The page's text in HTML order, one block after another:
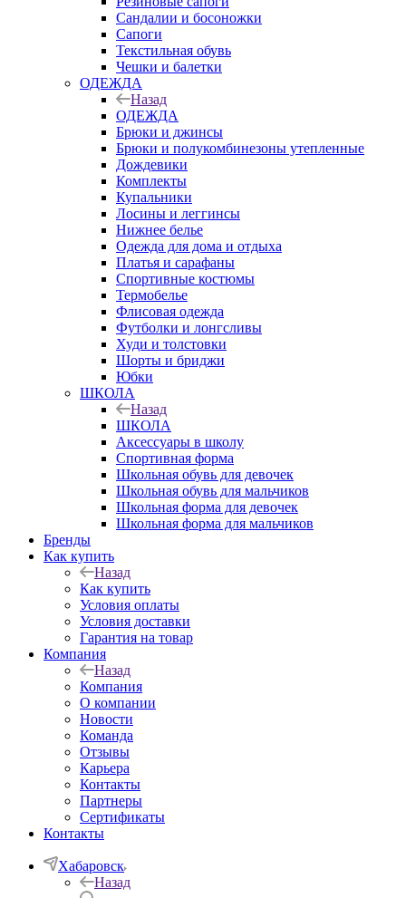
Сандалии и босоножки
Сапоги
Текстильная обувь
Чешки и балетки
ОДЕЖДА
Назад
ОДЕЖДА
Брюки и джинсы
Брюки и полукомбинезоны утепленные
Дождевики
Комплекты
Купальники
Лосины и леггинсы
Нижнее белье
Одежда для дома и отдыха
Платья и сарафаны
Спортивные костюмы
Термобелье
Флисовая одежда
Футболки и лонгсливы
Худи и толстовки
Шорты и бриджи
Юбки
ШКОЛА
Назад
ШКОЛА
Аксессуары в школу
Спортивная форма
Школьная обувь для девочек
Школьная обувь для мальчиков
Школьная форма для девочек
Школьная форма для мальчиков
Бренды
Как купить
Назад
Как купить
Условия оплаты
Условия доставки
Гарантия на товар
Компания
Назад
Компания
О компании
Новости
Команда
Отзывы
Карьера
Контакты
Партнеры
Сертификаты
Контакты
Хабаровск
Назад